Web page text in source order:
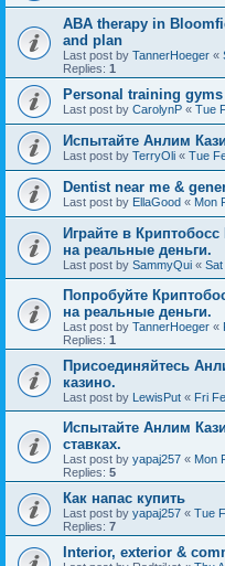
ABA therapy in
and plan
Last post by TannerHoeger «
Replies: 1
Personal training
Last post by CarolynP « Tue
Испытайте Анлим
Last post by TerryOli « Tue
Dentist near me &
Last post by EllaGood « Mon
Играйте в
на реальные деньги.
Last post by SammyQui «
Попробуйте
на реальные деньги.
Last post by TannerHoeger «
Replies: 1
Присоединяйтесь
казино.
Last post by LewisPut « Fri
Испытайте Анлим
ставках.
Last post by yapaj257 « Mon
Replies: 5
Как напас купить
Last post by yapaj257 « Tue
Replies: 7
Interior, exterior &